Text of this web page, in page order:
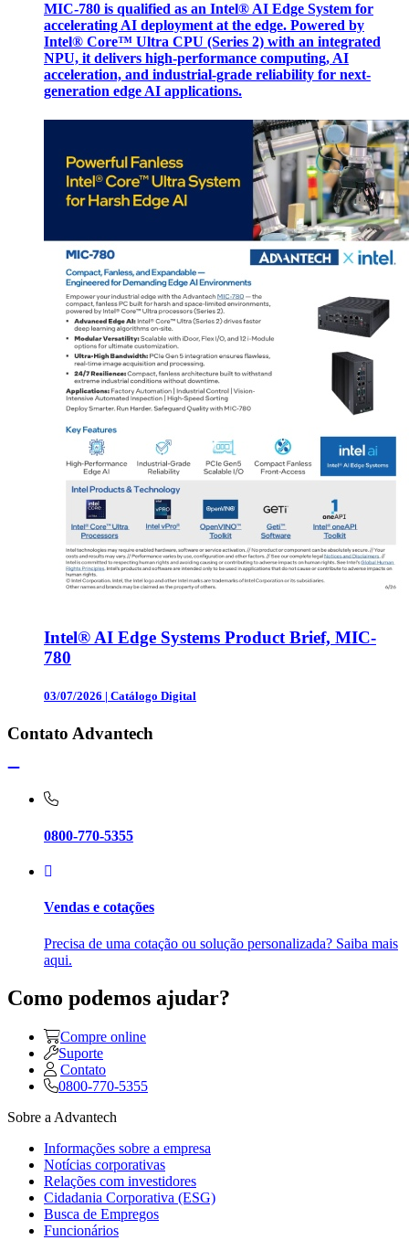
MIC-780 is qualified as an Intel® AI Edge System for
accelerating AI deployment at the edge. Powered by
Intel® Core™ Ultra CPU (Series 2) with an integrated
NPU, it delivers high-performance computing, AI
acceleration, and industrial-grade reliability for next-
generation edge AI applications.
Intel® AI Edge Systems Product Brief, MIC-
780
03/07/2026 | Catálogo Digital
Contato Advantech
0800-770-5355
Vendas e cotações
Precisa de uma cotação ou solução personalizada? Saiba mais
aqui.
Como podemos ajudar?
Compre online
Suporte
Contato
0800-770-5355
Sobre a Advantech
Informações sobre a empresa
Notícias corporativas
Relações com investidores
Cidadania Corporativa (ESG)
Busca de Empregos
Funcionários